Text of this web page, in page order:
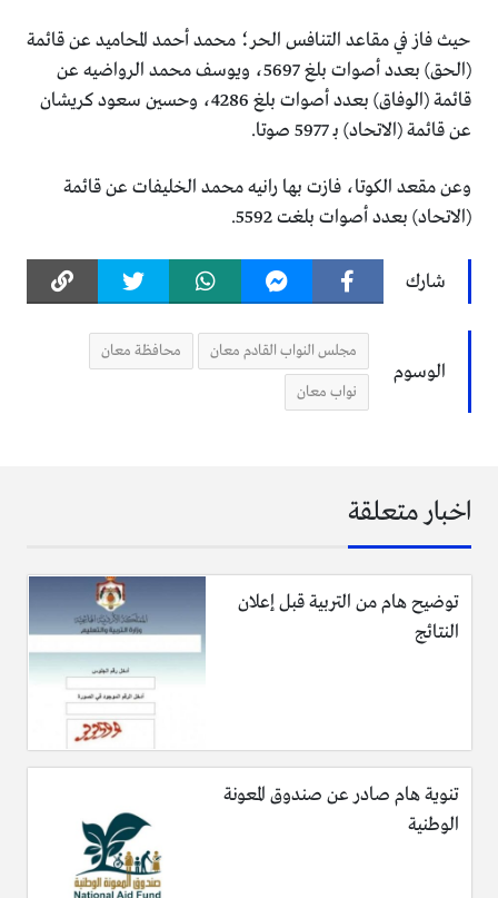
حيث فاز في مقاعد التنافس الحر؛ محمد أحمد المحاميد عن قائمة
(الحق) بعدد أصوات بلغ 5697، ويوسف محمد الرواضيه عن
قائمة (الوفاق) بعدد أصوات بلغ 4286، وحسين سعود كريشان
عن قائمة (الاتحاد) بـ 5977 صوتا.
وعن مقعد الكوتا، فازت بها رانيه محمد الخليفات عن قائمة
(الاتحاد) بعدد أصوات بلغت 5592.
شارك
الوسوم
مجلس النواب القادم معان محافظة معان
نواب معان
اخبار متعلقة
توضيح هام من التربية قبل إعلان
النتائج
تنوية هام صادر عن صندوق المعونة
الوطنية